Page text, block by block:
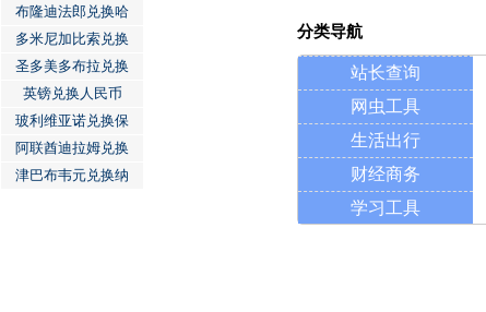
布隆迪法郎兑换哈
多米尼加比索兑换
圣多美多布拉兑换
英镑兑换人民币
玻利维亚诺兑换保
阿联酋迪拉姆兑换
津巴布韦元兑换纳
分类导航
站长查询
网虫工具
生活出行
财经商务
学习工具